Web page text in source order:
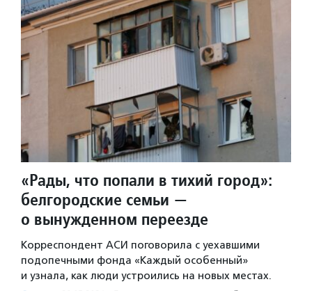
«Рады, что попали в тихий город»:
белгородские семьи —
о вынужденном переезде
Корреспондент АСИ поговорила с уехавшими
подопечными фонда «Каждый особенный»
и узнала, как люди устроились на новых местах.